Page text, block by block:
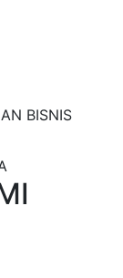
BISNIS